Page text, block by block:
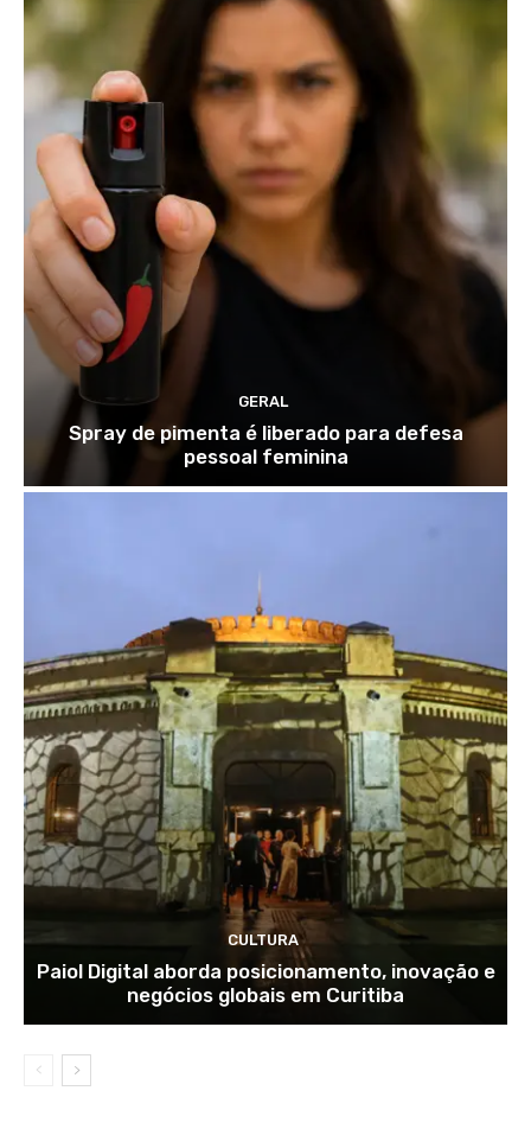
GERAL
Spray de pimenta é liberado para defesa
pessoal feminina
CULTURA
Paiol Digital aborda posicionamento, inovação e
negócios globais em Curitiba